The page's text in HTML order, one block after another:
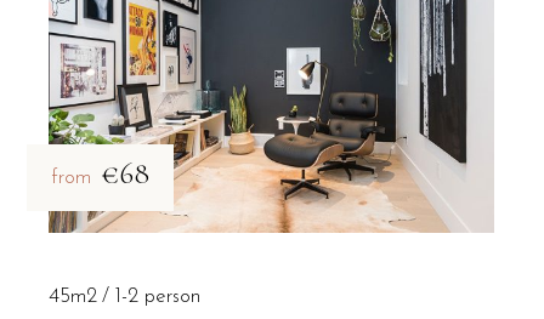
from €68
45m2 1-2 person